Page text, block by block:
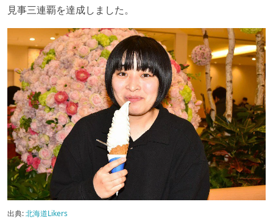
見事三連覇を達成しました。
出典:北海道Likers